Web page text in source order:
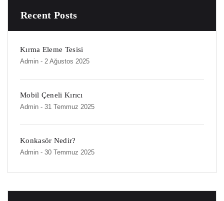
Recent Posts
Kırma Eleme Tesisi
Admin - 2 Ağustos 2025
Mobil Çeneli Kırıcı
Admin - 31 Temmuz 2025
Konkasör Nedir?
Admin - 30 Temmuz 2025